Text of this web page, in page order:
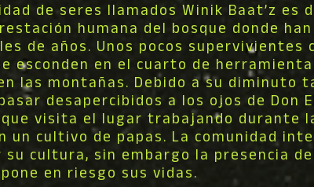
de seres llamados Winik Baat’z es
humana del bosque donde
de años. Unos pocos supervivientes
esconden en el cuarto de
las montañas. Debido a su diminuto
desapercibidos a los ojos de Don
que visita el lugar trabajando durante
un cultivo de papas. La comunidad
cultura, sin embargo la presencia
en riesgo sus vidas.